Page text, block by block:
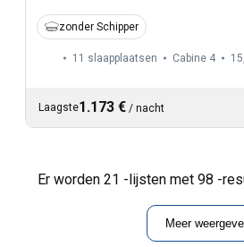
zonder Schipper
11 slaapplaatsen Cabine 4
Laagste1.173 € / nacht
Er worden 21 -lijsten met 98 -
Meer